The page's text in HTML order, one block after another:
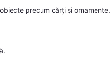
precum cărți și ornamente.